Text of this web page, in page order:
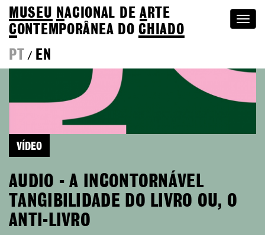
MUSEU NACIONAL DEA RTE
CONTEMPORÂNEA DOCHIADO
PT
/ EN
VÍDEO
AUDIO - A INCONTORNÁVEL
TANGIBILIDADE DO LIVRO OU, O
ANTI-LIVRO